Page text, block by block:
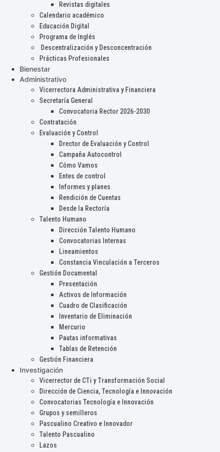
Revistas digitales
Calendario académico
Educación Digital
Programa de Inglés
Descentralización y Desconcentración
Prácticas Profesionales
Bienestar
Administrativo
Vicerrectora Administrativa y Financiera
Secretaría General
Convocatoria Rector 2026-2030
Contratación
Evaluación y Control
Drector de Evaluación y Control
Campaña Autocontrol
Cómo Vamos
Entes de control
Informes y planes
Rendición de Cuentas
Desde la Rectoría
Talento Humano
Dirección Talento Humano
Convocatorias Internas
Lineamientos
Constancia Vinculación a Terceros
Gestión Documental
Presentación
Activos de Información
Cuadro de Clasificación
Inventario de Eliminación
Mercurio
Pautas informativas
Tablas de Retención
Gestión Financiera
Investigación
Vicerrector de CTi y Transformación Social
Dirección de Ciencia, Tecnología e Innovación
Convocatorias Tecnología e Innovación
Grupos y semilleros
Pascualino Creativo e Innovador
Talento Pascualino
Lazos